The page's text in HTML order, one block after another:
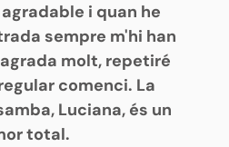
i quan he
sempre m'hi han
molt, repetiré
comenci. La
Luciana, és un
total.